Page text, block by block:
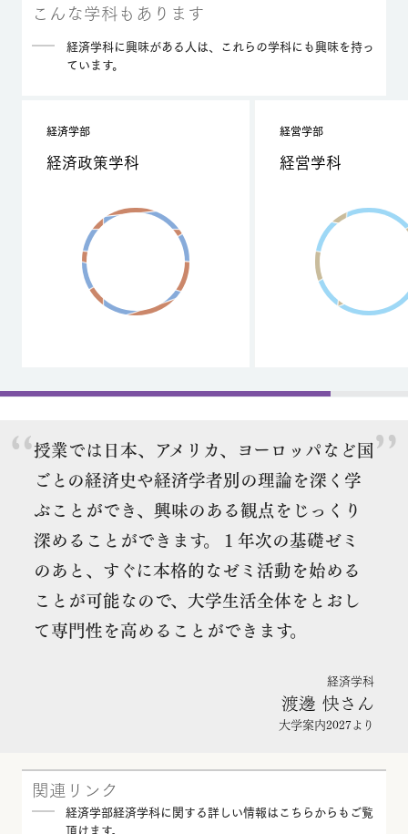
こんな学科もあります
経済学科に興味がある人は、これらの学科にも興味を持っ
ています。
経済学部
経済政策学科
経営学部
経営学科
授業では日本、アメリカ、ヨーロッパなど国
ごとの経済史や経済学者別の理論を深く学
ぶことができ、興味のある観点をじっくり
深めることができます。１年次の基礎ゼミ
のあと、すぐに本格的なゼミ活動を始める
ことが可能なので、大学生活全体をとおし
て専門性を高めることができます。
経済学科
渡邊 快さん
大学案内2027より
関連リンク
経済学部経済学科に関する詳しい情報はこちらからもご覧
頂けます。